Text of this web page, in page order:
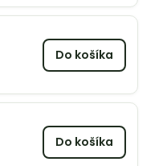
Do košíka
Do košíka